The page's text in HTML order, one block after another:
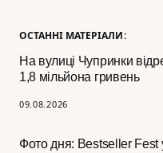
ОСТАННІ МАТЕРІАЛИ:
На вулиці Чупринки
1,8 мільйона гривень
09.08.2026
Фото дня: Bestseller Fest